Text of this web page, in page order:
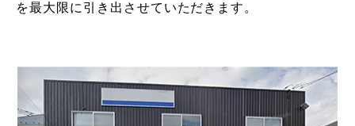
を最大限に引き出させていただきます。